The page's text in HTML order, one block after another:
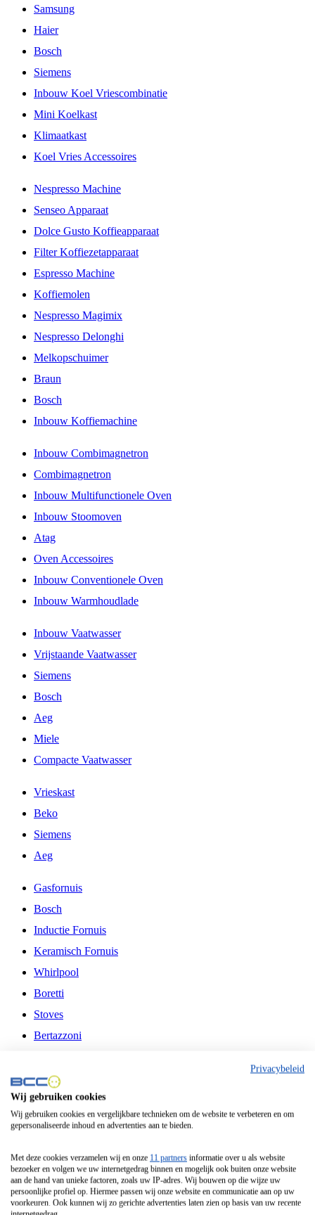
Samsung
Haier
Bosch
Siemens
Inbouw Koel Vriescombinatie
Mini Koelkast
Klimaatkast
Koel Vries Accessoires
Nespresso Machine
Senseo Apparaat
Dolce Gusto Koffieapparaat
Filter Koffiezetapparaat
Espresso Machine
Koffiemolen
Nespresso Magimix
Nespresso Delonghi
Melkopschuimer
Braun
Bosch
Inbouw Koffiemachine
Inbouw Combimagnetron
Combimagnetron
Inbouw Multifunctionele Oven
Inbouw Stoomoven
Atag
Oven Accessoires
Inbouw Conventionele Oven
Inbouw Warmhoudlade
Inbouw Vaatwasser
Vrijstaande Vaatwasser
Siemens
Bosch
Aeg
Miele
Compacte Vaatwasser
Vrieskast
Beko
Siemens
Aeg
Gasfornuis
Bosch
Inductie Fornuis
Keramisch Fornuis
Whirlpool
Boretti
Stoves
Bertazzoni
Fitelli
Airfryer
Frituurpan
Contactgrill
Broodbakmachine
Broodrooster
Privacybeleid
Wij gebruiken cookies
Wij gebruiken cookies en vergelijkbare technieken om de website te verbeteren en om
gepersonaliseerde inhoud en advertenties aan te bieden.
Met deze cookies verzamelen wij en onze 11 partners informatie over u als website
bezoeker en volgen we uw internetgedrag binnen en mogelijk ook buiten onze website
aan de hand van unieke factoren, zoals uw IP-adres. Wij bouwen op die wijze uw
persoonlijke profiel op. Hiermee passen wij onze website en communicatie aan op uw
voorkeuren. Ook kunnen wij zo gerichte advertenties laten zien op basis van uw recente